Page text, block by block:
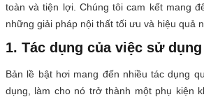
toàn và tiện lợi. Chúng tôi cam kết mang
những giải pháp nội thất tối ưu và hiệu quả
1. Tác dụng của việc sử
Bản lề bật hơi mang đến nhiều tác dụng
dụng, làm cho nó trở thành một phụ kiện